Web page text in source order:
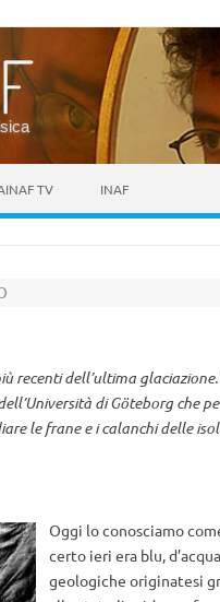
TV INAF
recenti dell’ultima glaciazione.
di Göteborg che
le frane e i calanchi delle
Oggi lo conosciamo
certo ieri era blu,
geologiche originatesi